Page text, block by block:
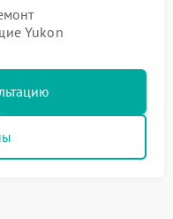
Yukon